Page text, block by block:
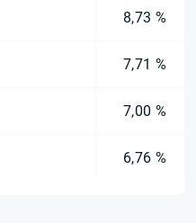
8,73 %
7,71 %
7,00 %
6,76 %